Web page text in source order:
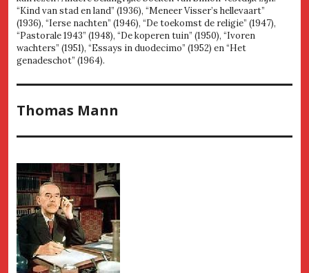
“Kind van stad en land” (1936), “Meneer Visser’s hellevaart”
(1936), “Ierse nachten” (1946), “De toekomst de religie” (1947),
“Pastorale 1943” (1948), “De koperen tuin” (1950), “Ivoren
wachters” (1951), “Essays in duodecimo” (1952) en “Het
genadeschot” (1964).
Thomas Mann